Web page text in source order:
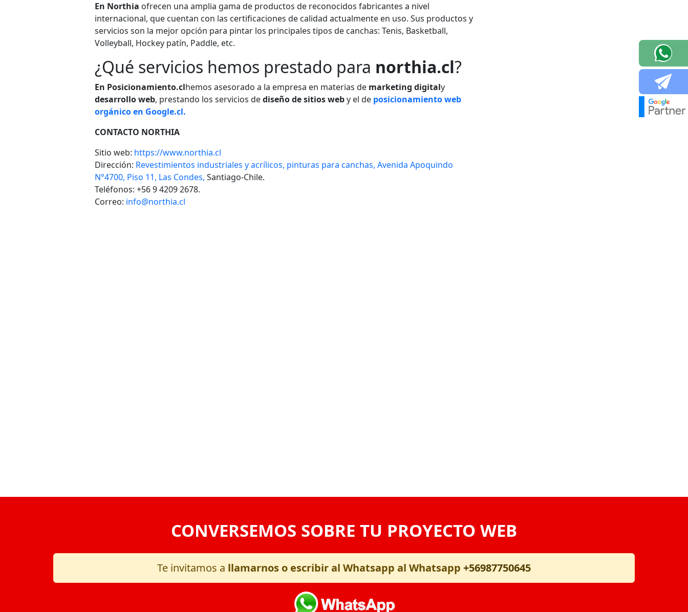
En Northia ofrecen una amplia gama de productos de reconocidos fabricantes a nivel
internacional, que cuentan con las certificaciones de calidad actualmente en uso. Sus productos y
servicios son la mejor opción para pintar los principales tipos de canchas: Tenis, Basketball,
Volleyball, Hockey patín, Paddle, etc.
¿Qué servicios hemos prestado para northia.cl?
En Posicionamiento.clhemos asesorado a la empresa en materias de marketing digitaly
desarrollo web, prestando los servicios dediseño de sitios weby el de posicionamiento web
orgánico en Google.cl.
CONTACTO NORTHIA
Sitio web: https://www.northia.cl
Dirección: Revestimientos industriales y acrílicos, pinturas para canchas, Avenida Apoquindo
N°4700, Piso 11, Las Condes, Santiago-Chile.
Teléfonos:+56 9 4209 2678.
Correo: info@northia.cl
CONVERSEMOS SOBRE TU PROYECTO WEB
Te invitamos a llamarnos o escribir al Whatsapp al Whatsapp +56987750645